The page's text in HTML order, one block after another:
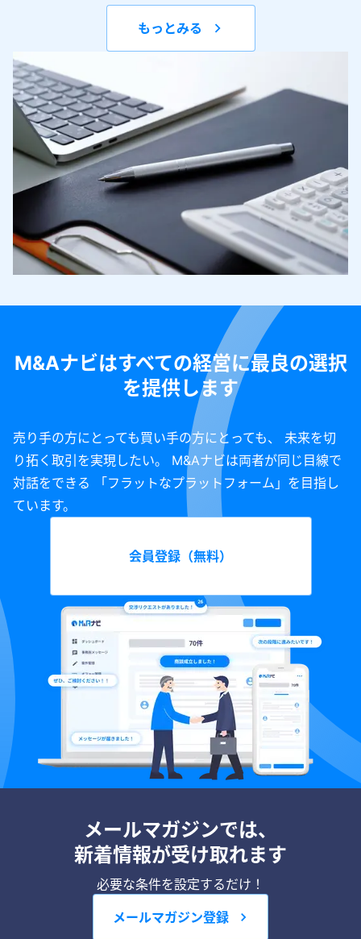
もっとみる
M&Aナビはすべての経営に最良の選択
を提供します
売り手の方にとっても買い手の方にとっても、 未来を切
り拓く取引を実現したい。 M&Aナビは両者が同じ目線で
対話をできる 「フラットなプラットフォーム」を目指し
ています。
会員登録（無料）
メールマガジンでは、
新着情報が受け取れます
必要な条件を設定するだけ！
メールマガジン登録